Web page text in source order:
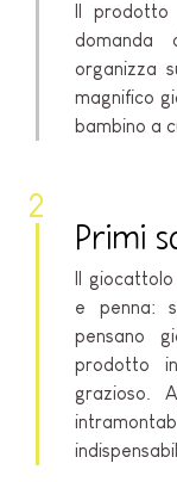
Il
organizza
magnifico
bambino a
2
Primi
Il
e penna:
pensano
prodotto
grazioso.